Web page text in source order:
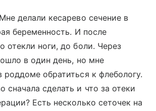
делали кесарево сечение в
беременность. И после
отекли ноги, до боли. Через
в один день, но мне
роддоме обратиться к флебологу.
сначала сделать и что за отеки
Есть несколько сеточек на